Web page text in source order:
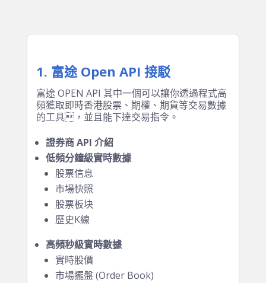
1. 富途 Open API 接駁
富途 OPEN API 其中一個可以讓你透過程式高
頻獲取即時香港股票、期權、期貨等交易數據
的工具，並且能下達交易指令。
證券商 API 介紹
低頻分鐘級實時數據
股票信息
市場快照
股票板块
歷史K線
高頻秒級實時數據
實時股價
市場擺盤 (Order Book)